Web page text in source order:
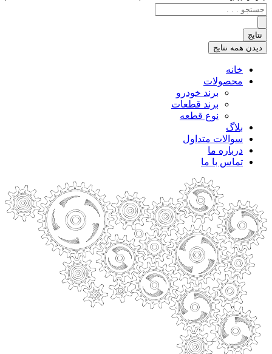
جستجو
.
.
.
نتایج
دیدن همه نتایج
خانه
محصولات
برند خودرو
برند قطعات
نوع قطعه
بلاگ
سوالات متداول
درباره ما
تماس با ما